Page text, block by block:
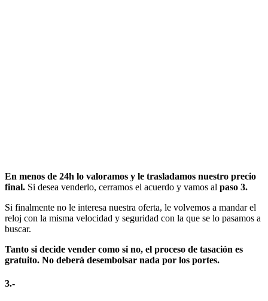
En menos de 24h lo valoramos y le trasladamos nuestro precio
final. Si desea venderlo, cerramos el acuerdo y vamos al paso 3.
Si finalmente no le interesa nuestra oferta, le volvemos a mandar el
reloj con la misma velocidad y seguridad con la que se lo pasamos a
buscar.
Tanto si decide vender como si no, el proceso de tasación es
gratuito. No deberá desembolsar nada por los portes.
3.-